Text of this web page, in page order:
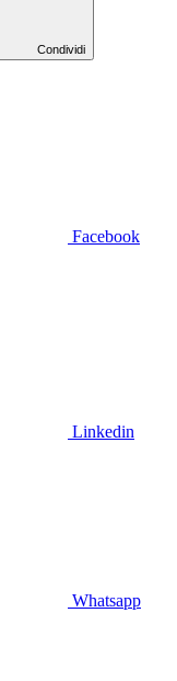
Condividi
Facebook
Linkedin
Whatsapp